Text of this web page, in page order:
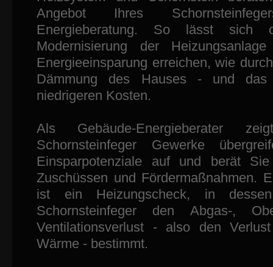
Angebot Ihres
Energieberatung. So lässt sich
Modernisierung der
Energieeinsparung erreichen, wie
Dämmung des Hauses - und das
niedrigeren Kosten.
Als Gebäude-Energieberater
Schornsteinfeger Gewerke
Einsparpotenziale auf und berät
Zuschüssen und Fördermaßnahmen.
ist ein Heizungscheck, in
Schornsteinfeger den Abgas-,
Ventilationsverlust - also den
Wärme - bestimmt.